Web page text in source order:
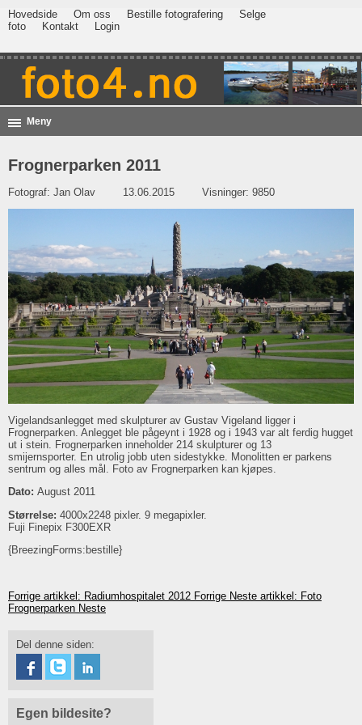
Hovedside Om oss Bestille fotografering
Selge
foto
Kontakt Login
Meny
Frognerparken 2011
Fotograf: Jan Olav 13.06.2015 Visninger: 9850
Vigelandsanlegget med skulpturer av Gustav Vigeland ligger i
Frognerparken. Anlegget ble pågeynt i 1928 og i 1943 var alt ferdig hugget
ut i stein. Frognerparken inneholder 214 skulpturer og 13
smijernsporter. En utrolig jobb uten sidestykke. Monolitten er parkens
sentrum og alles mål. Foto av Frognerparken kan kjøpes.
Dato: August 2011
Størrelse: 4000x2248 pixler. 9 megapixler.
Fuji Finepix F300EXR
{BreezingForms:bestille}
Forrige artikkel: Radiumhospitalet 2012 Forrige Neste artikkel: Foto
Frognerparken Neste
Del denne siden:
Egen bildesite?